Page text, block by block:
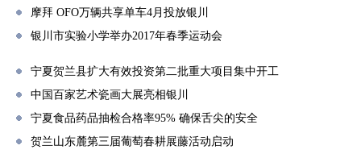
摩拜 OFO万辆共享单车4月投放银川
银川市实验小学举办2017年春季运动会
宁夏贺兰县扩大有效投资第二批重大项目集中开工
中国百家艺术瓷画大展亮相银川
宁夏食品药品抽检合格率95% 确保舌尖的安全
贺兰山东麓第三届葡萄春耕展藤活动启动